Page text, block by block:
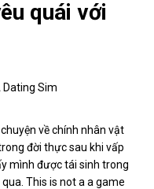
quái với
chuyện về chính nhân vật
đời thực sau khi vấp
mình được tái sinh trong
This is not a a game